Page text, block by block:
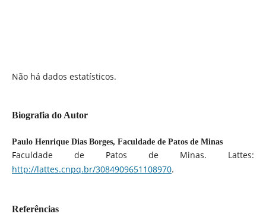
Não há dados estatísticos.
Biografia do Autor
Paulo Henrique Dias Borges, Faculdade de Patos de Minas
Faculdade de Patos de Minas. Lattes:
http://lattes.cnpq.br/3084909651108970.
Referências